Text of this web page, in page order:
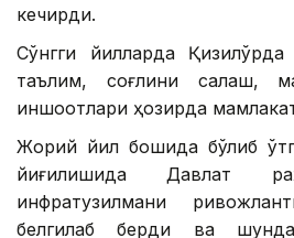
кечирди.
Сўнгги йилларда Қизилўрда
таълим, соғлиқни сақлаш,
иншоотлари ҳозирда
Жорий йил бошида бўлиб
йиғилишида Давлат
инфратузилмани
белгилаб берди ва